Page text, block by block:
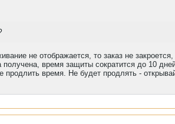
не отображается, то заказ не
время защиты сократится до 10
продлить время. Не будет продлять -